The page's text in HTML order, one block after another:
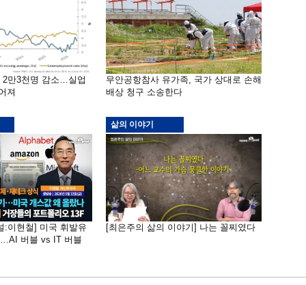
2만3천명 감소…실업
져
무안공항참사 유가족, 국가 상대로 손해
배상 청구 소송한다
:이현철] 미국 휘발유
버블 vs IT 버블
삶의 이야기
[최은주의 삶의 이야기] 나는 꼴찌였다